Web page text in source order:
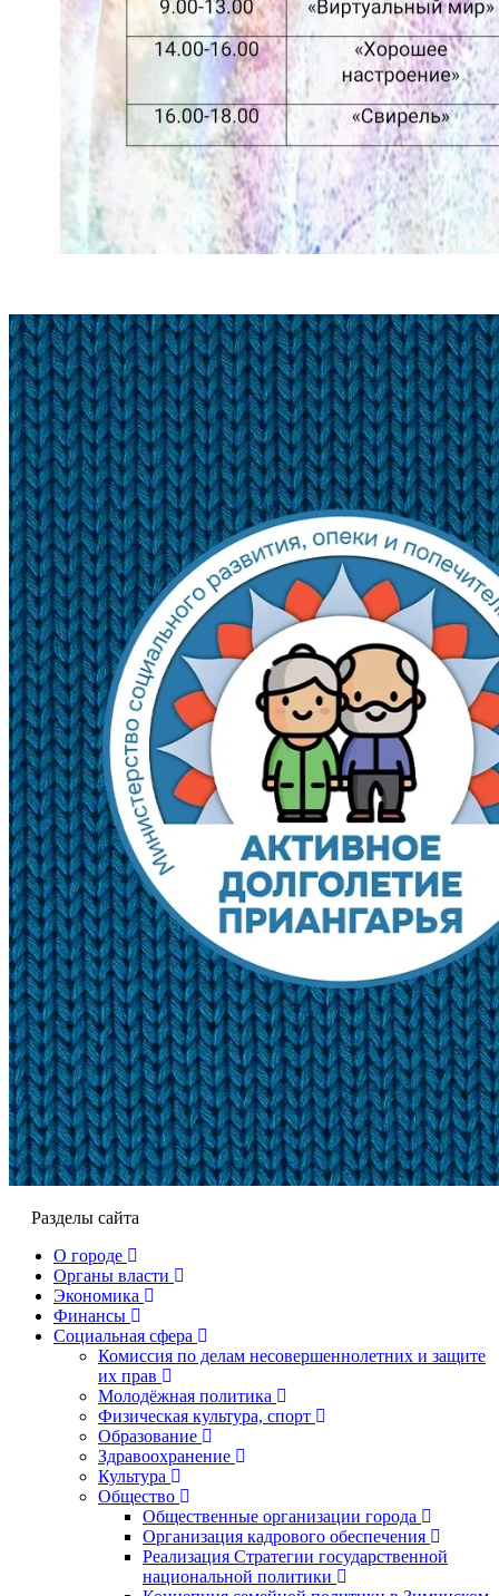
Разделы сайта
О городе
Органы власти
Экономика
Финансы
Социальная сфера
Комиссия по делам несовершеннолетних и защите
их прав
Молодёжная политика
Физическая культура, спорт
Образование
Здравоохранение
Культура
Общество
Общественные организации города
Организация кадрового обеспечения
Реализация Стратегии государственной
национальной политики